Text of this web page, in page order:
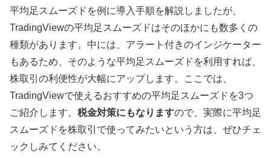
平均足スムーズドを例に導入手順を解説しましたが、
TradingViewの平均足スムーズドはそのほかにも数多くの
種類があります。中には、アラート付きのインジケーター
もあるため、そのような平均足スムーズドを利用すれば、
株取引の利便性が大幅にアップします。ここでは、
TradingViewで使えるおすすめの平均足スムーズドを3つ
ご紹介します。 税金対策にもなりますので、実際に平均足
スムーズドを株取引で使ってみたいという方は、ぜひチェ
ックしみてください。